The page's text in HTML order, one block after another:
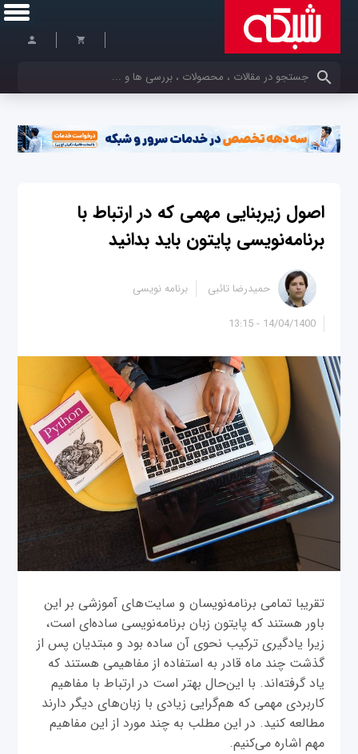
کلمات کلیدی خود را وارد کنید
اصول زیربنایی مهمی که در ارتباط با
برنامه‌نویسی پایتون باید بدانید
14/04/1400 - 13:15
حمیدرضا تائبی برنامه نویسی
تقریبا تمامی برنامه‌نویسان و سایت‌های آموزشی بر این
باور هستند که پایتون زبان برنامه‌نویسی ساده‌ای است،
زیرا یادگیری ترکیب نحوی آن ساده بود و مبتدیان پس از
گذشت چند ماه قادر به استفاده از مفاهیمی هستند که
یاد گرفته‌اند. با این‌حال بهتر است در ارتباط با مفاهیم
کاربردی مهمی که هم‌گرایی زیادی با زبان‌های دیگر دارند
مطالعه کنید. در این مطلب به چند مورد از این مفاهیم
مهم اشاره می‌کنیم.